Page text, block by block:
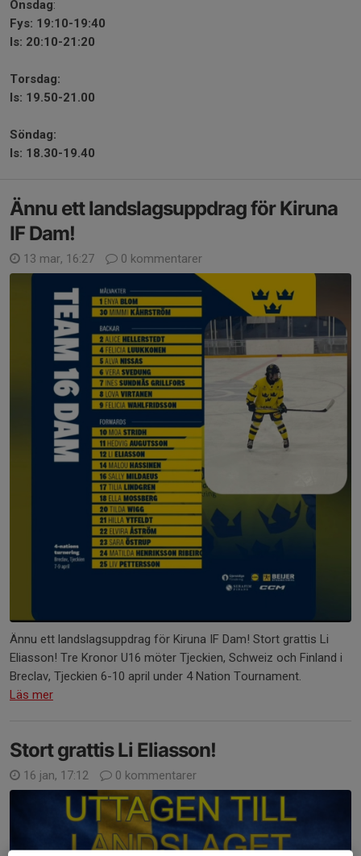
Onsdag:
Fys: 19:10-19:40
Is: 20:10-21:20
Torsdag:
Is: 19.50-21.00
Söndag:
Is: 18.30-19.40
Ännu ett landslagsuppdrag för Kiruna
IF Dam!
13 mar, 16:27 0 kommentarer
Ännu ett landslagsuppdrag för Kiruna IF Dam! Stort grattis Li
Eliasson! Tre Kronor U16 möter Tjeckien, Schweiz och Finland i
Breclav, Tjeckien 6-10 april under 4 Nation Tournament.
Läs mer
Stort grattis Li Eliasson!
16 jan, 17:12 0 kommentarer